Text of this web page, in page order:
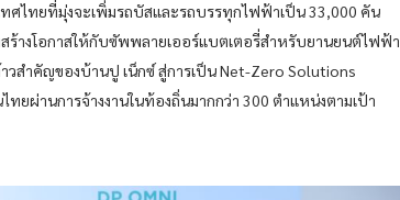
ศไทยที่มุ่งจะเพิ่มรถบัสและรถบรรทุกไฟฟ้าเป็น 33,000 คัน
างโอกาสให้กับซัพพลายเออร์แบตเตอรี่สำหรับยานยนต์ไฟฟ้า
วสำคัญของบ้านปู เน็กซ์ สู่การเป็น Net-Zero Solutions
ยผ่านการจ้างงานในท้องถิ่นมากกว่า 300 ตำแหน่งตามเป้า